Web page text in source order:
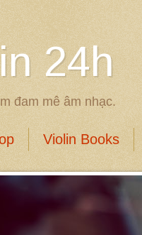
24h
đam mê âm nhạc.
Violin Books